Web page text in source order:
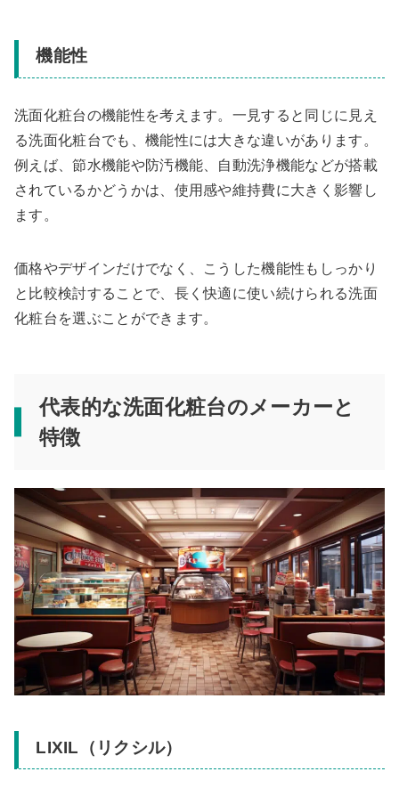
機能性
洗面化粧台の機能性を考えます。一見すると同じに見え
る洗面化粧台でも、機能性には大きな違いがあります。
例えば、節水機能や防汚機能、自動洗浄機能などが搭載
されているかどうかは、使用感や維持費に大きく影響し
ます。
価格やデザインだけでなく、こうした機能性もしっかり
と比較検討することで、長く快適に使い続けられる洗面
化粧台を選ぶことができます。
代表的な洗面化粧台のメーカーと
特徴
LIXIL（リクシル）